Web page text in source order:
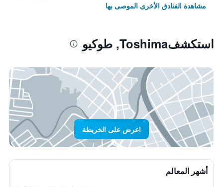
مشاهدة الفنادق الأخرى الموصى بها
استكشفToshima, طوكيو
اعرض على الخريطة
أشهر المعالم